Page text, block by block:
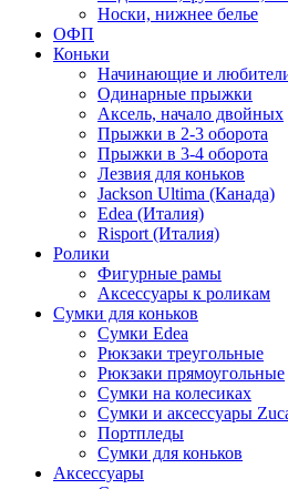
Носки, нижнее белье
ОФП
Коньки
Начинающие и
Одинарные прыжки
Аксель, начало двойных
Прыжки в 2-3 оборота
Прыжки в 3-4 оборота
Лезвия для коньков
Jackson Ultima (Канада)
Edea (Италия)
Risport (Италия)
Ролики
Фигурные рамы
Аксессуары к роликам
Сумки для коньков
Сумки Edea
Рюкзаки треугольные
Рюкзаки прямоугольные
Сумки на колесиках
Сумки и аксессуары
Портпледы
Сумки для коньков
Аксессуары